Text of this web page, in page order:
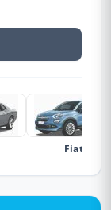
Fiat